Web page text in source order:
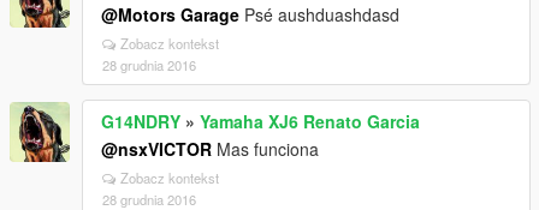
@Motors Garage Psé aushduashdasd
Zobacz kontekst
28 grudnia 2016
G14NDRY » Yamaha XJ6 Renato Garcia
@nsxVICTOR Mas funciona
Zobacz kontekst
28 grudnia 2016